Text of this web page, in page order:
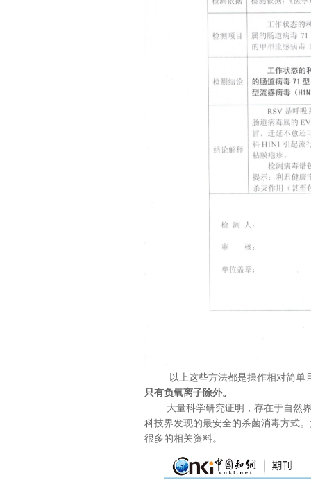
以上这些方法都是操作相对简单且
只有负氧离子除外。
大量科学研究证明，存在于自然界
科技界发现的最安全的杀菌消毒方式
很多的相关资料。